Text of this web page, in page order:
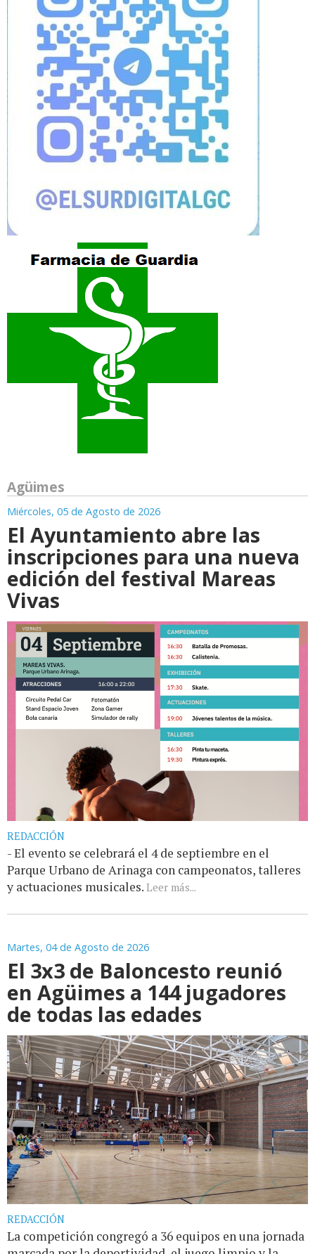
Agüimes
Miércoles, 05 de Agosto de 2026
El Ayuntamiento abre las
inscripciones para una nueva
edición del festival Mareas
Vivas
REDACCIÓN
- El evento se celebrará el 4 de septiembre en el
Parque Urbano de Arinaga con campeonatos, talleres
y actuaciones musicales. Leer más...
Martes, 04 de Agosto de 2026
El 3x3 de Baloncesto reunió
en Agüimes a 144 jugadores
de todas las edades
REDACCIÓN
La competición congregó a 36 equipos en una jornada